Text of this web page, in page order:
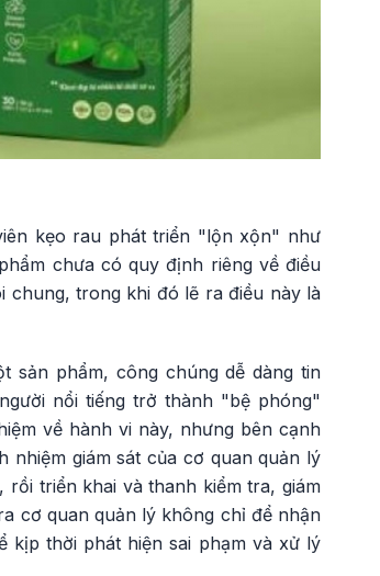
kẹo rau phát triển "lộn xộn" như
chưa có quy định riêng về điều
chung, trong khi đó lẽ ra điều này là
sản phẩm, công chúng dễ dàng tin
nổi tiếng trở thành "bệ phóng"
về hành vi này, nhưng bên cạnh
giám sát của cơ quan quản lý
triển khai và thanh kiểm tra, giám
cơ quan quản lý không chỉ để nhận
kịp thời phát hiện sai phạm và xử lý